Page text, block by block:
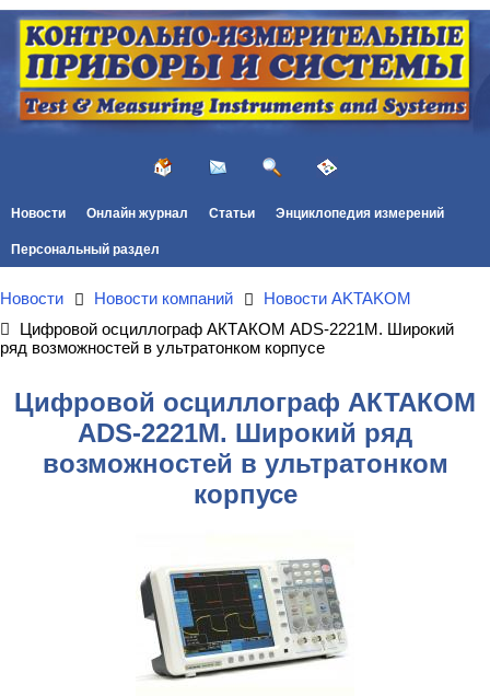
Новости Онлайн журнал Статьи Энциклопедия измерений
Персональный раздел
Новости Новости компаний
Новости AKTAKOM
Цифровой осциллограф АКТАКОМ ADS-2221M. Широкий
ряд возможностей в ультратонком корпусе
Цифровой осциллограф АКТАКОМ
ADS-2221M. Широкий ряд
возможностей в ультратонком
корпусе